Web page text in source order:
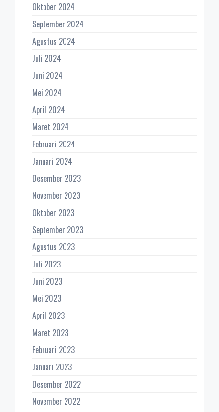
Oktober 2024
September 2024
Agustus 2024
Juli 2024
Juni 2024
Mei 2024
April 2024
Maret 2024
Februari 2024
Januari 2024
Desember 2023
November 2023
Oktober 2023
September 2023
Agustus 2023
Juli 2023
Juni 2023
Mei 2023
April 2023
Maret 2023
Februari 2023
Januari 2023
Desember 2022
November 2022